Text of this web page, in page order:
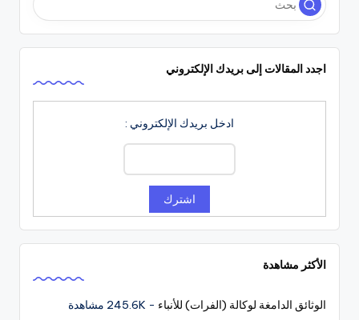
اجدد المقالات إلى بريدك الإلكتروني
ادخل بريدك الإلكتروني :
الأكثر مشاهدة
الوثائق الدامغة لوكالة (الفرات) للأنباء - 245.6K مشاهدة